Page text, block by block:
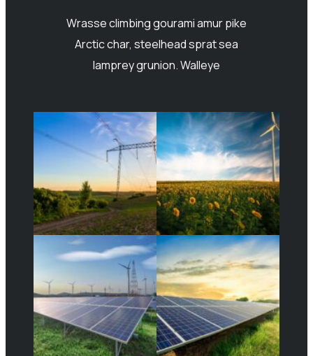
Wrasse climbing gourami amur pike
Arctic char, steelhead sprat sea
lamprey grunion. Walleye